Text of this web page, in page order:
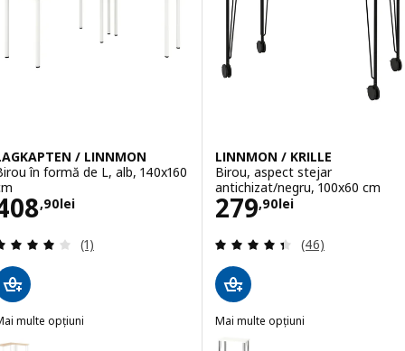
/ LINNMON
în formă de L, alb, 140x160
,90lei
408,90lei
Evaluare: 4 din 5 stele. Total recenzii:
(1)
multe opțiuni
LAGKAPTEN / LINNMON, Birou în formă de L, aspect
LINNMON / KRILLE
Birou, aspect stejar
antichizat/negru, 100x60 cm
279,90lei
Preţ 279,90lei
Evaluare: 4.4
(46)
Mai multe opțiuni
LINNMON / KRILLE
Opțiune: LINNMON / KRILLE,